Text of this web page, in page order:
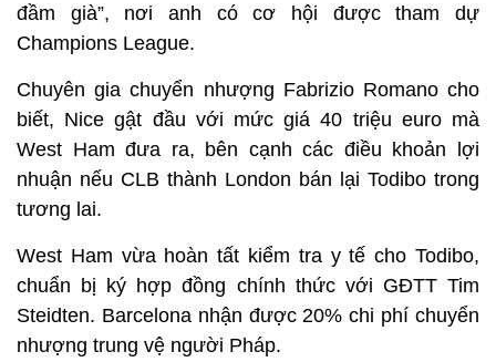
đầm già”, nơi anh có cơ hội được tham dự
Champions League.
Chuyên gia chuyển nhượng Fabrizio Romano cho
biết, Nice gật đầu với mức giá 40 triệu euro mà
West Ham đưa ra, bên cạnh các điều khoản lợi
nhuận nếu CLB thành London bán lại Todibo trong
tương lai.
West Ham vừa hoàn tất kiểm tra y tế cho Todibo,
chuẩn bị ký hợp đồng chính thức với GĐTT Tim
Steidten. Barcelona nhận được 20% chi phí chuyển
nhượng trung vệ người Pháp.